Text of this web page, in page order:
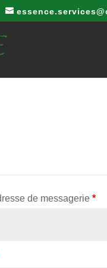
de messagerie*